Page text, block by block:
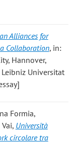
Alliances for
Collaboration, in:
Hannover,
Universitat
Formia,
, Università
circolare tra